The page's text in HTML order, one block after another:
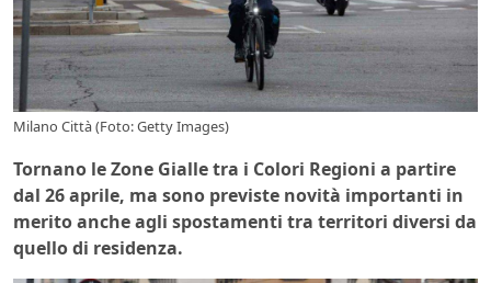
Milano Città (Foto: Getty Images)
Tornano le Zone Gialle tra i Colori Regioni a partire
dal 26 aprile, ma sono previste novità importanti in
merito anche agli spostamenti tra territori diversi da
quello di residenza.